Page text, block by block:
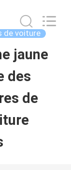
de voiture
jaune
des
de